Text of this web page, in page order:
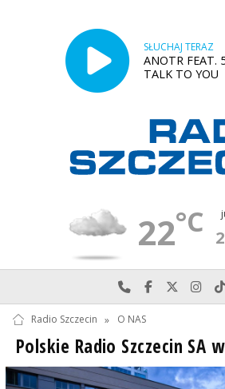
SŁUCHAJ TERAZ
ANOTR FEAT.
TALK TO YOU
22°C
Najlepiej po
Odwiedź
Radio Szczecin » O NAS
Polskie Radio Szczecin SA